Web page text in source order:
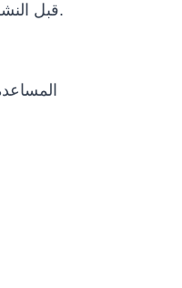
قبل النشر يجب مراجعة حدود السرعة، مناطق التشغيل، الإيقاف الطارئ، الإشراف البشري، سياسات البيانات، الظروف البيئية ومتطلبات الامتثال المحلية.